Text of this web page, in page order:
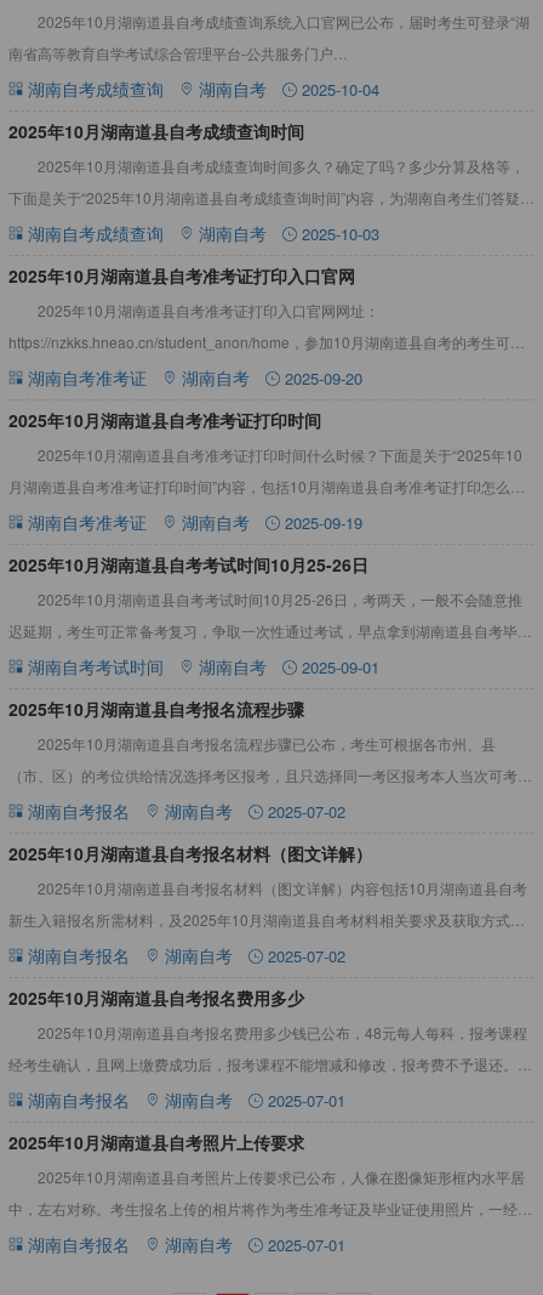
2025年10月湖南道县自考成绩查询系统入口官网已公布，届时考生可登录“湖
南省高等教育自学考试综合管理平台-公共服务门户
（https://nzkks.hneao.cn/student_anon/hom
湖南自考成绩查询 湖南自考 2025-10-04
2025年10月湖南道县自考成绩查询时间
2025年10月湖南道县自考成绩查询时间多久？确定了吗？多少分算及格等，
下面是关于“2025年10月湖南道县自考成绩查询时间”内容，为湖南自考生们答疑解
惑。详情见下文：2025年10月湖南道县自考成绩
湖南自考成绩查询 湖南自考 2025-10-03
2025年10月湖南道县自考准考证打印入口官网
2025年10月湖南道县自考准考证打印入口官网网址：
https://nzkks.hneao.cn/student_anon/home，参加10月湖南道县自考的考生可在
考试前一星期内自行从“湖南自考服务
湖南自考准考证 湖南自考 2025-09-20
2025年10月湖南道县自考准考证打印时间
2025年10月湖南道县自考准考证打印时间什么时候？下面是关于“2025年10
月湖南道县自考准考证打印时间”内容，包括10月湖南道县自考准考证打印怎么查
询不到信息等，详情见下文：2025年10月湖南道
湖南自考准考证 湖南自考 2025-09-19
2025年10月湖南道县自考考试时间10月25-26日
2025年10月湖南道县自考考试时间10月25-26日，考两天，一般不会随意推
迟延期，考生可正常备考复习，争取一次性通过考试，早点拿到湖南道县自考毕业
证。详情见下文：2025年10月湖南道县自考考试时
湖南自考考试时间 湖南自考 2025-09-01
2025年10月湖南道县自考报名流程步骤
2025年10月湖南道县自考报名流程步骤已公布，考生可根据各市州、县
（市、区）的考位供给情况选择考区报考，且只选择同一考区报考本人当次可考的
全部课程。详情见下文：2025年10月湖南道县自考报名流程步
湖南自考报名 湖南自考 2025-07-02
2025年10月湖南道县自考报名材料（图文详解）
2025年10月湖南道县自考报名材料（图文详解）内容包括10月湖南道县自考
新生入籍报名所需材料，及2025年10月湖南道县自考材料相关要求及获取方式
等，详情见下文：2025年10月湖南道县自考报名材料
湖南自考报名 湖南自考 2025-07-02
2025年10月湖南道县自考报名费用多少
2025年10月湖南道县自考报名费用多少钱已公布，48元每人每科，报考课程
经考生确认，且网上缴费成功后，报考课程不能增减和修改，报考费不予退还。如
遇问题应及时与市州自考管理机构联系。详情见下文：202
湖南自考报名 湖南自考 2025-07-01
2025年10月湖南道县自考照片上传要求
2025年10月湖南道县自考照片上传要求已公布，人像在图像矩形框内水平居
中，左右对称。考生报名上传的相片将作为考生准考证及毕业证使用照片，一经确
认，不再更改。详情见下文：2025年10月湖南道县自考照
湖南自考报名 湖南自考 2025-07-01